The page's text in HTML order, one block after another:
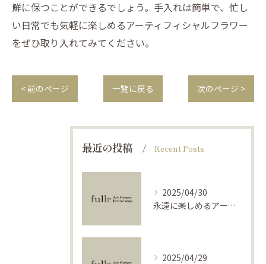
鮮に保つことができるでしょう。手入れは簡単で、忙し
い日常でも気軽に楽しめるアーティフィシャルフラワー
をぜひ取り入れてみてください。
< 前のページ 一覧に戻る 次のページ >
最近の投稿 Recent Posts
2025/04/30
永遠に楽しめるアーティフィシャルフラワーの使い方
2025/04/29